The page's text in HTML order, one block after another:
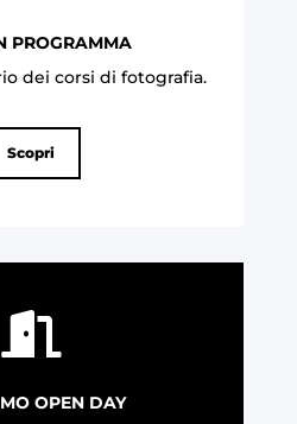
PROGRAMMA
dei corsi di fotografia.
Scopri

OPEN DAY